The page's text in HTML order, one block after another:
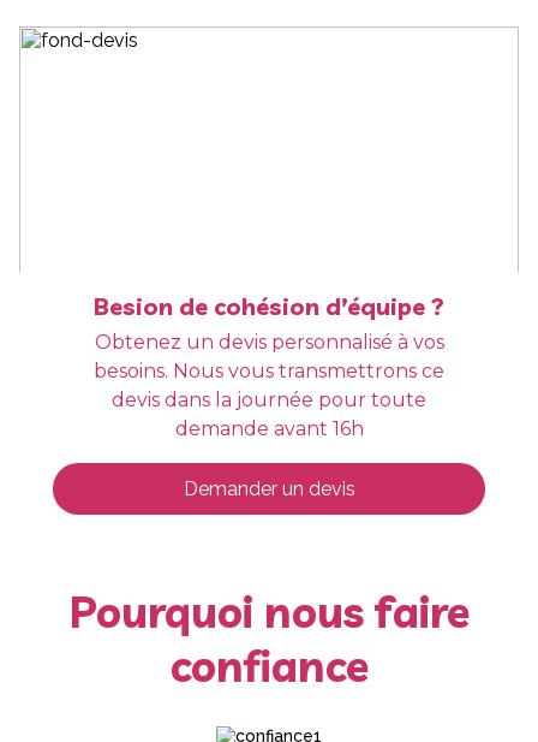
Besion de cohésion d’équipe ?
Obtenez un devis personnalisé à vos
besoins. Nous vous transmettrons ce
devis dans la journée pour toute
demande avant 16h
Demander un devis
Pourquoi nous faire
confiance